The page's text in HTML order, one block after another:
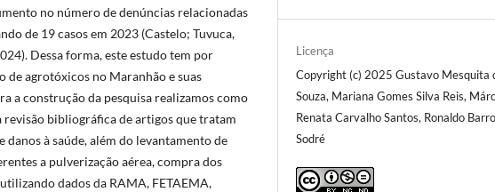
no número de denúncias relacionadas
de 19 casos em 2023 (Castelo; Tuvuca,
Dessa forma, este estudo tem por
de agrotóxicos no Maranhão e suas
a construção da pesquisa realizamos como
bibliográfica de artigos que tratam
à saúde, além do levantamento de
a pulverização aérea, compra dos
dados da RAMA, FETAEMA,
Licença
Copyright (c) 2025 Gustavo Mesquita
Souza, Mariana Gomes Silva Reis,
Renata Carvalho Santos, Ronaldo
Sodré